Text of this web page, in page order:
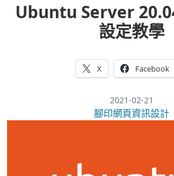
Ubuntu Server
設定教學
X Facebook
2021-02-21
腳印網頁資訊設計